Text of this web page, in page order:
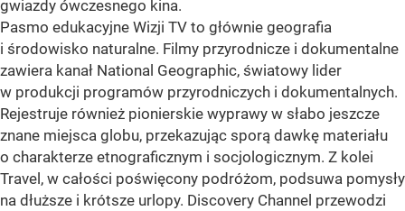
gwiazdy ówczesnego kina.
Pasmo edukacyjne Wizji TV to głównie geografia
i środowisko naturalne. Filmy przyrodnicze i dokumentalne
zawiera kanał National Geographic, światowy lider
w produkcji programów przyrodniczych i dokumentalnych.
Rejestruje również pionierskie wyprawy w słabo jeszcze
znane miejsca globu, przekazując sporą dawkę materiału
o charakterze etnograficznym i socjologicznym. Z kolei
Travel, w całości poświęcony podróżom, podsuwa pomysły
na dłuższe i krótsze urlopy. Discovery Channel przewodzi